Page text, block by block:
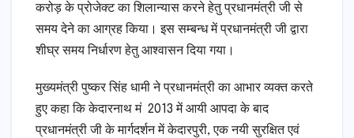
करोड़ के प्रोजेक्ट का शिलान्यास करने हेतु प्रधानमंत्री जी से
समय देने का आग्रह किया। इस सम्बन्ध में प्रधानमंत्री जी द्वारा
शीघ्र समय निर्धारण हेतु आश्वासन दिया गया।
मुख्यमंत्री पुष्कर सिंह धामी ने प्रधानमंत्री का आभार व्यक्त करते
हुए कहा कि केदारनाथ मं 2013 में आयी आपदा के बाद
प्रधानमंत्री जी के मार्गदर्शन में केदारपुरी, एक नयी सुरक्षित एवं